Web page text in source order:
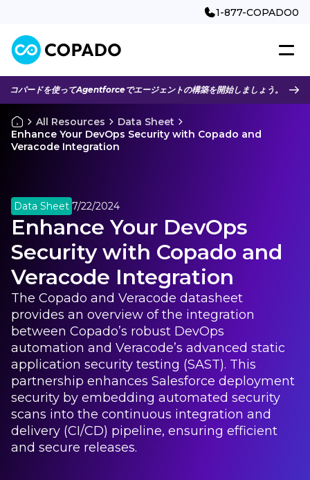
1-877-COPADO0
コパードを使ってAgentforceでエージェントの構築を開始しましょう。
All Resources
Data Sheet
Enhance Your DevOps Security with Copado and
Veracode Integration
Data Sheet 7/22/2024
Enhance Your DevOps
Security with Copado and
Veracode Integration
The Copado and Veracode datasheet
provides an overview of the integration
between Copado’s robust DevOps
automation and Veracode’s advanced static
application security testing (SAST). This
partnership enhances Salesforce deployment
security by embedding automated security
scans into the continuous integration and
delivery (CI/CD) pipeline, ensuring efficient
and secure releases.